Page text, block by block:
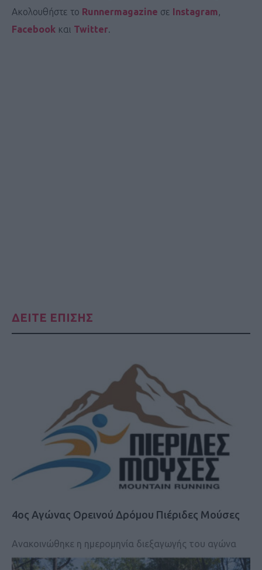
Ακολουθήστε το Runnermagazine σε Instagram,
Facebook και Twitter.
ΔΕΙΤΕ ΕΠΙΣΗΣ
4ος Αγώνας Ορεινού Δρόμου Πιέριδες Μούσες
Ανακοινώθηκε η ημερομηνία διεξαγωγής του αγώνα